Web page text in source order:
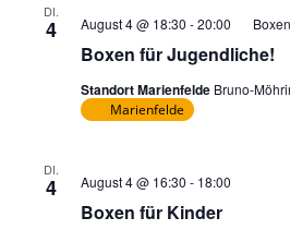
DI.
4
Boxen für Jugendliche!
August 4 @ 18:30 -20:00
Standort Marienfelde Bruno-
Marienfelde
DI.
4
Boxen für Kinder
August 4 @ 16:30 - 18:00